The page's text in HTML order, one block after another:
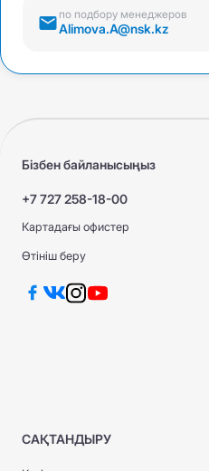
по подбору менеджеров
Alimova.A@nsk.kz
Бізбен байланысыңыз
+7 727 258-18-00
Картадағы офистер
Өтініш беру
САҚТАНДЫРУ